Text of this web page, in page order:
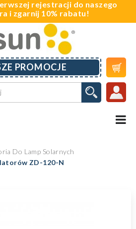
rejestracji do naszego
i zgarnij 10% rabatu!
PROMOCJE 
Do Lamp Solarnych
ZD-120-N